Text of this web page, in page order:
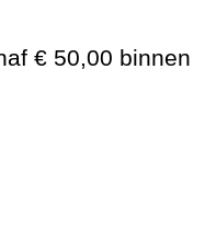
€ 50,00 binnen